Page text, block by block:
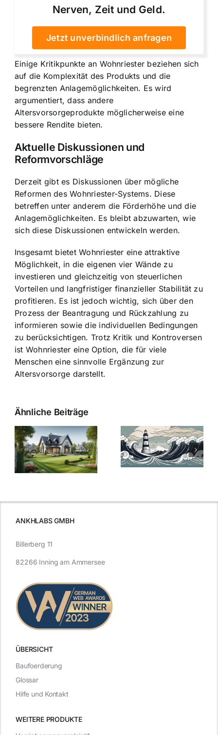
Nerven, Zeit und Geld.
Jetzt unverbindlich anfragen
Einige Kritikpunkte an Wohnriester beziehen sich
auf die Komplexität des Produkts und die
begrenzten Anlagemöglichkeiten. Es wird
argumentiert, dass andere
Altersvorsorgeprodukte möglicherweise eine
bessere Rendite bieten.
Aktuelle Diskussionen und
Reformvorschläge
Derzeit gibt es Diskussionen über mögliche
Reformen des Wohnriester-Systems. Diese
betreffen unter anderem die Förderhöhe und die
Anlagemöglichkeiten. Es bleibt abzuwarten, wie
sich diese Diskussionen entwickeln werden.
Insgesamt bietet Wohnriester eine attraktive
Möglichkeit, in die eigenen vier Wände zu
investieren und gleichzeitig von steuerlichen
Vorteilen und langfristiger finanzieller Stabilität zu
profitieren. Es ist jedoch wichtig, sich über den
Prozess der Beantragung und Rückzahlung zu
informieren sowie die individuellen Bedingungen
zu berücksichtigen. Trotz Kritik und Kontroversen
ist Wohnriester eine Option, die für viele
Menschen eine sinnvolle Ergänzung zur
Altersvorsorge darstellt.
Ähnliche Beiträge
Bauzinsen im
Sturm: Die
aktuelle
Entwicklung
Die Evolution
der
Bauzinsen: Ein
Blick in die
ANKHLABS GMBH
ÜBERSICHT
WEITERE PRODUKTE
Billerberg 11
82266 Inning am Ammersee
Baufoerderung
Glossar
Hilfe und Kontakt